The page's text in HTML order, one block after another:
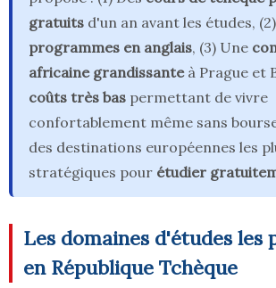
gratuits d'un an avant les études,
programmes en anglais, (3) Une
africaine grandissanteà Prague et
coûts très bas permettant de vivre
confortablement même sans
des destinations européennes les
stratégiques pour étudier
Les domaines d'études les
en République Tchèque